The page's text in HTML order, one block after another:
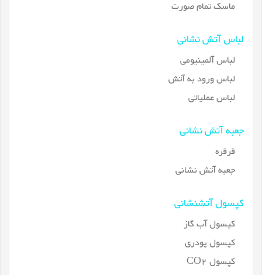
ماسک تمام صورت
لباس آتش نشانی
لباس آلمینیومی
لباس ورود به آتش
لباس عملیاتی
جعبه آتش نشانی
قرقره
جعبه آتش نشانی
کپسول آتشنشانی
کپسول آب گاز
کپسول پودری
کپسول CO2